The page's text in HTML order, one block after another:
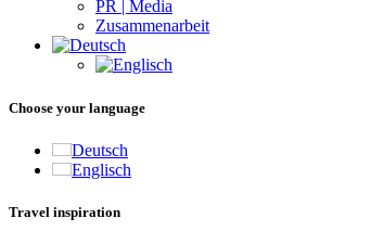
PR | Media
Zusammenarbeit
Choose your language
Deutsch
Englisch
Travel inspiration